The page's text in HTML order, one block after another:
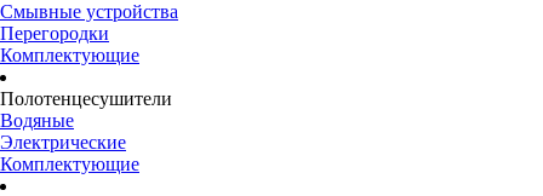
Смывные устройства
Перегородки
Комплектующие
Полотенцесушители
Водяные
Электрические
Комплектующие